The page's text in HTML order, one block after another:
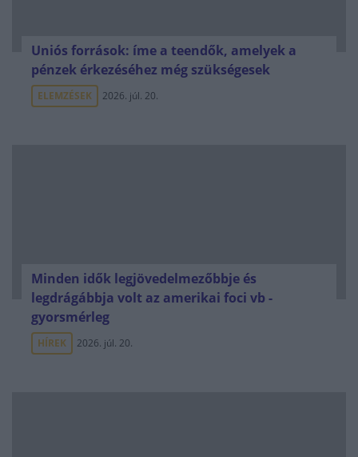
Uniós források: íme a teendők, amelyek a
pénzek érkezéséhez még szükségesek
ELEMZÉSEK 2026. júl. 20.
Minden idők legjövedelmezőbbje és
legdrágábbja volt az amerikai foci vb -
gyorsmérleg
HÍREK 2026. júl. 20.